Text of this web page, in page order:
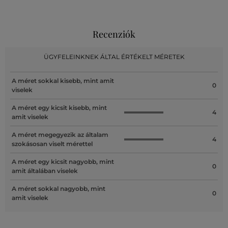
Recenziók
ÜGYFELEINKNEK ÁLTAL ÉRTÉKELT MÉRETEK
A méret sokkal kisebb, mint amit
viselek
0
A méret egy kicsit kisebb, mint
amit viselek
4
A méret megegyezik az általam
szokásosan viselt mérettel
4
A méret egy kicsit nagyobb, mint
amit általában viselek
0
A méret sokkal nagyobb, mint
amit viselek
0